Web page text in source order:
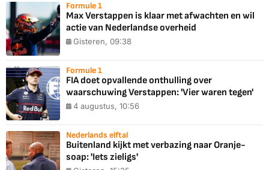
Formule 1
Max Verstappen is klaar met afwachten en wil
actie van Nederlandse overheid
Gisteren, 09:38
Formule 1
FIA doet opvallende onthulling over
waarschuwing Verstappen: 'Vier waren tegen'
4 augustus, 10:56
Nederlands elftal
Buitenland kijkt met verbazing naar Oranje-
soap: 'Iets zieligs'